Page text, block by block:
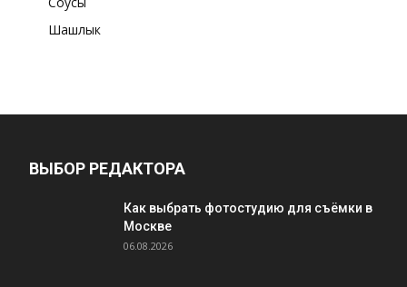
Шашлык
ВЫБОР РЕДАКТОРА
Как выбрать фотостудию для съёмки в
Москве
06.08.2026